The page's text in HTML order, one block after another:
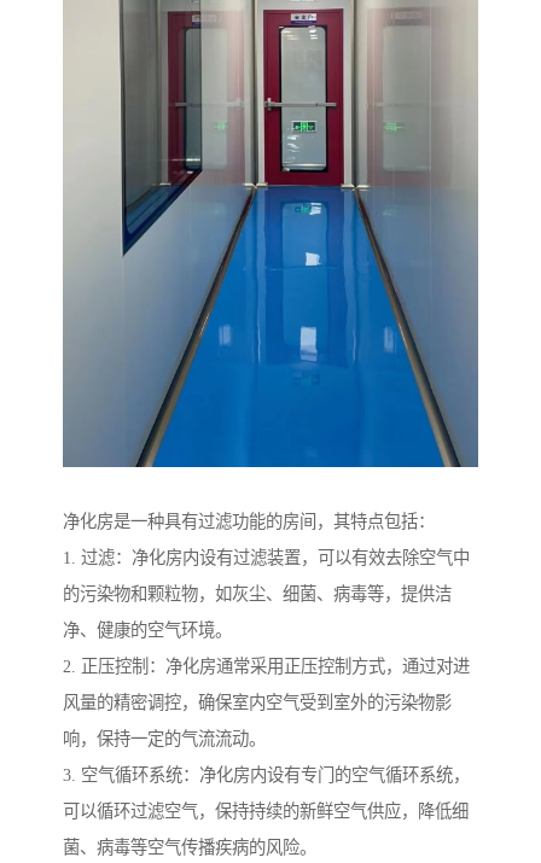
净化房是一种具有过滤功能的房间，其特点包括：
1. 过滤：净化房内设有过滤装置，可以有效去除空气中
的污染物和颗粒物，如灰尘、细菌、病毒等，提供洁
净、健康的空气环境。
2. 正压控制：净化房通常采用正压控制方式，通过对进
风量的精密调控，确保室内空气受到室外的污染物影
响，保持一定的气流流动。
3. 空气循环系统：净化房内设有专门的空气循环系统，
可以循环过滤空气，保持持续的新鲜空气供应，降低细
菌、病毒等空气传播疾病的风险。